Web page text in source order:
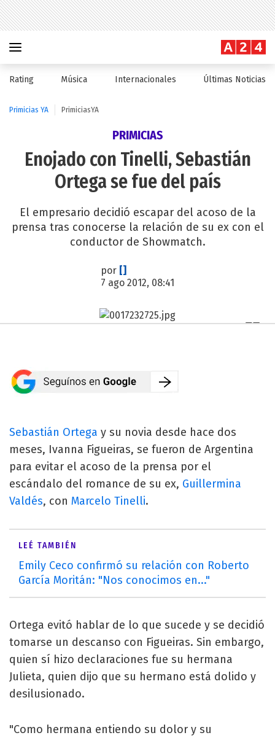
Rating Música Internacionales Últimas Noticias
Primicias YA PrimiciasYA
PRIMICIAS
Enojado con Tinelli, Sebastián
Ortega se fue del país
El empresario decidió escapar del acoso de la
prensa tras conocerse la relación de su ex con el
conductor de Showmatch.
por []
7 ago 2012, 08:41
Sebastián Ortega y su novia desde hace dos
meses, Ivanna Figueiras, se fueron de Argentina
para evitar el acoso de la prensa por el
escándalo del romance de su ex, Guillermina
Valdés, con Marcelo Tinelli.
LEÉ TAMBIÉN
Emily Ceco confirmó su relación con Roberto
García Moritán: "Nos conocimos en..."
Ortega evitó hablar de lo que sucede y se decidió
tomarse un descanso con Figueiras. Sin embargo,
quien sí hizo declaraciones fue su hermana
Julieta, quien dijo que su hermano está dolido y
desilusionado.
"Como hermana entiendo su dolor y su